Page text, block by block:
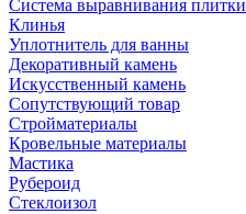
Система выравнивания плитки
Клинья
Уплотнитель для ванны
Декоративный камень
Искусственный камень
Сопутствующий товар
Стройматериалы
Кровельные материалы
Мастика
Рубероид
Стеклоизол